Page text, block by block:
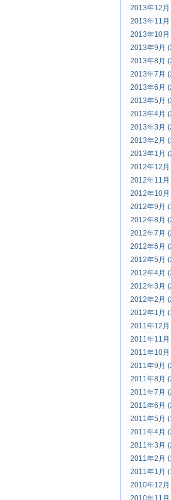
2013年12
2013年11
2013年10
2013年9月
2013年8月
2013年7月
2013年6月
2013年5月
2013年4月
2013年3月
2013年2月
2013年1月
2012年12
2012年11
2012年10
2012年9月
2012年8月
2012年7月
2012年6月
2012年5月
2012年4月
2012年3月
2012年2月
2012年1月
2011年12
2011年11
2011年10
2011年9月
2011年8月
2011年7月
2011年6月
2011年5月
2011年4月
2011年3月
2011年2月
2011年1月
2010年12
2010年11